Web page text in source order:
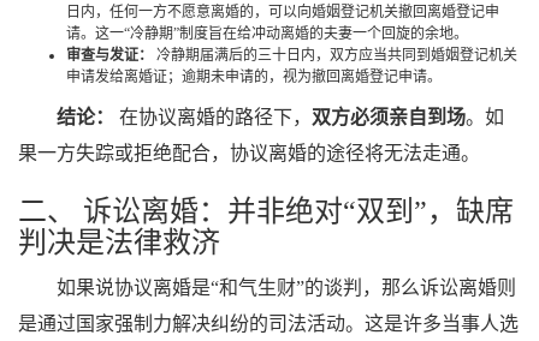
日内，任何一方不愿意离婚的，可以向婚姻登记机关撤回离婚登记申
请。这一“冷静期”制度旨在给冲动离婚的夫妻一个回旋的余地。
审查与发证：
冷静期届满后的三十日内，双方应当共同到婚姻登记机关
申请发给离婚证；逾期未申请的，视为撤回离婚登记申请。
结论： 在协议离婚的路径下， 双方必须亲自到场。如
果一方失踪或拒绝配合，协议离婚的途径将无法走通。
二、 诉讼离婚：并非绝对“双到”，缺席
判决是法律救济
如果说协议离婚是“和气生财”的谈判，那么诉讼离婚则
是通过国家强制力解决纠纷的司法活动。这是许多当事人选